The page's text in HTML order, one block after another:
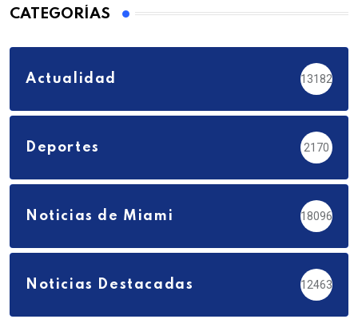
CATEGORÍAS
Actualidad 13182
Deportes 2170
Noticias de Miami 18096
Noticias Destacadas 12463